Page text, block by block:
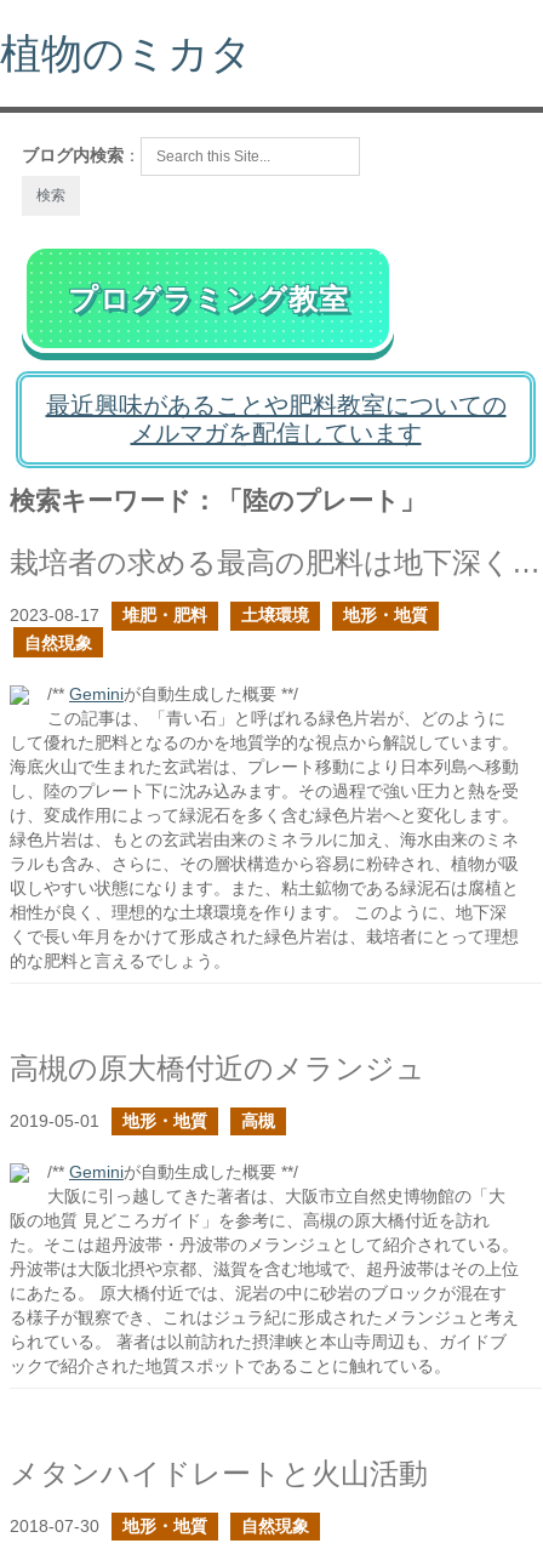
植物のミカタ
ブログ内検索 ：
プログラミング教室
最近興味があることや肥料教室についての
メルマガを配信しています
検索キーワード：「陸のプレート」
栽培者の求める最高の肥料は地下深くで形成される
2023-08-17 堆肥・肥料 土壌環境
地形・地質
自然現象
/** Geminiが自動生成した概要 **/
この記事は、「青い石」と呼ばれる緑色片岩が、どのように
して優れた肥料となるのかを地質学的な視点から解説しています。
海底火山で生まれた玄武岩は、プレート移動により日本列島へ移動
し、陸のプレート下に沈み込みます。その過程で強い圧力と熱を受
け、変成作用によって緑泥石を多く含む緑色片岩へと変化します。
緑色片岩は、もとの玄武岩由来のミネラルに加え、海水由来のミネ
ラルも含み、さらに、その層状構造から容易に粉砕され、植物が吸
収しやすい状態になります。また、粘土鉱物である緑泥石は腐植と
相性が良く、理想的な土壌環境を作ります。 このように、地下深
くで長い年月をかけて形成された緑色片岩は、栽培者にとって理想
的な肥料と言えるでしょう。
高槻の原大橋付近のメランジュ
2019-05-01 地形・地質 高槻
/** Geminiが自動生成した概要 **/
大阪に引っ越してきた著者は、大阪市立自然史博物館の「大
阪の地質 見どころガイド」を参考に、高槻の原大橋付近を訪れ
た。そこは超丹波帯・丹波帯のメランジュとして紹介されている。
丹波帯は大阪北摂や京都、滋賀を含む地域で、超丹波帯はその上位
にあたる。 原大橋付近では、泥岩の中に砂岩のブロックが混在す
る様子が観察でき、これはジュラ紀に形成されたメランジュと考え
られている。 著者は以前訪れた摂津峡と本山寺周辺も、ガイドブ
ックで紹介された地質スポットであることに触れている。
メタンハイドレートと火山活動
2018-07-30 地形・地質 自然現象